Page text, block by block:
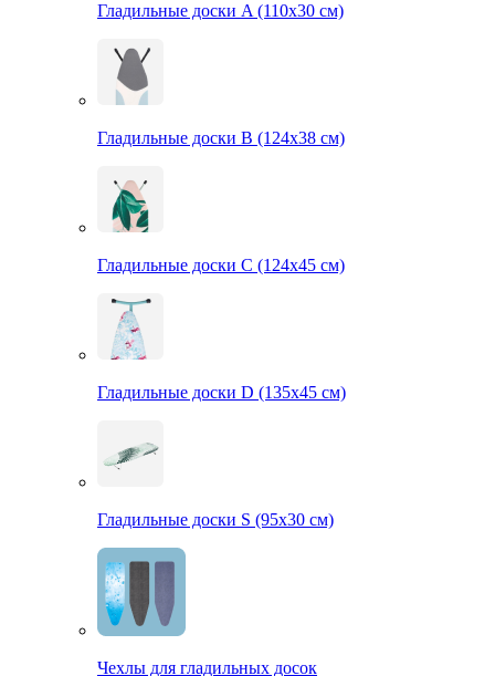
Гладильные доски A (110х30 см)
Гладильные доски B (124х38 см)
Гладильные доски С (124х45 см)
Гладильные доски D (135х45 см)
Гладильные доски S (95х30 см)
Чехлы для гладильных досок